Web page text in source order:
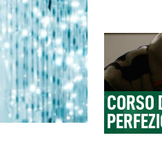
CORSO